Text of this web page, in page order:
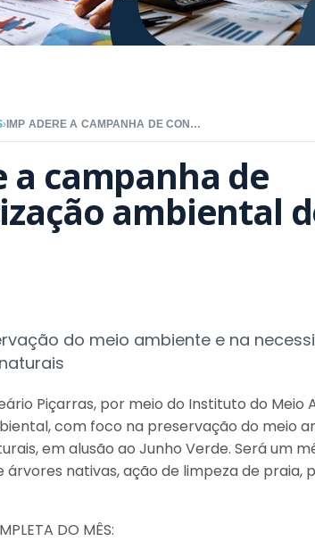
› IMP ADERE A CAMPANHA DE CONSCIENTIZAÇÃO AMBIENTAL DO JUNHO VERDE
a campanha de
ambiental
do meio ambiente e na
Piçarras, por meio do Instituto do
com foco na preservação do meio
em alusão ao Junho Verde. Será um
árvores nativas, ação de limpeza de praia,
DO MÊS: